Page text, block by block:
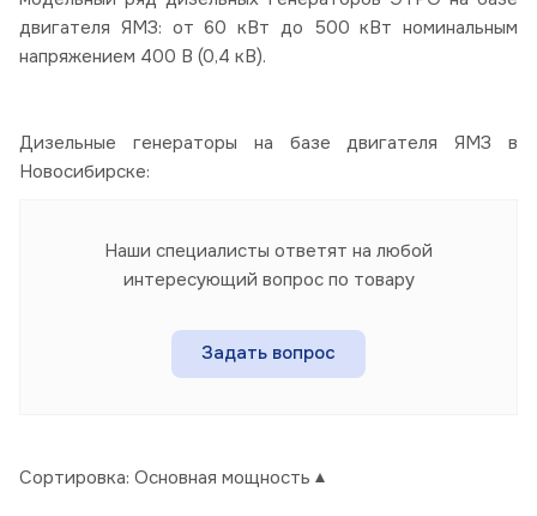
двигателя ЯМЗ: от 60 кВт до 500 кВт номинальным
напряжением 400 В (0,4 кВ).
Дизельные генераторы на базе двигателя ЯМЗ в
Новосибирске:
Наши специалисты ответят на любой
интересующий вопрос по товару
Задать вопрос
Сортировка: Основная мощность